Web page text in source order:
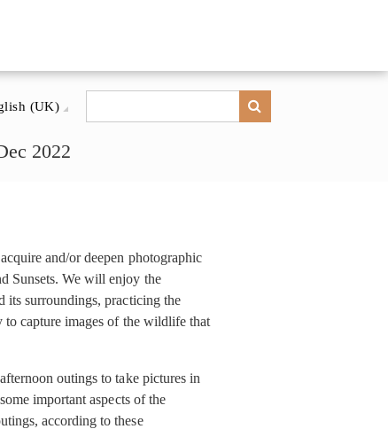
(UK)
2022
and/or deepen photographic
Sunsets. We will enjoy the
its surroundings, practicing the
capture images of the wildlife that
outings to take pictures in
important aspects of the
according to these